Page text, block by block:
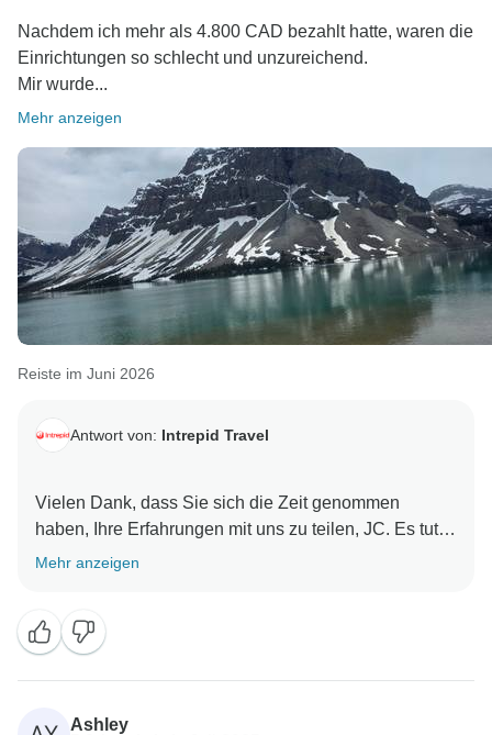
Nachdem ich mehr als 4.800 CAD bezahlt hatte, waren die
Einrichtungen so schlecht und unzureichend.
Mir wurde...
Mehr anzeigen
Reiste im Juni 2026
Antwort von: Intrepid Travel
Vielen Dank, dass Sie sich die Zeit genommen
haben, Ihre Erfahrungen mit uns zu teilen, JC. Es tut
uns leid zu hören, dass die Campingmöglichkeiten
Unsere Reise in die kanadischen Rocky Mountains
umfasst zwei Übernachtungen auf Campingplätzen
mit einfacher Ausstattung sowie weitere elf
Mehr anzeigen
Ashley